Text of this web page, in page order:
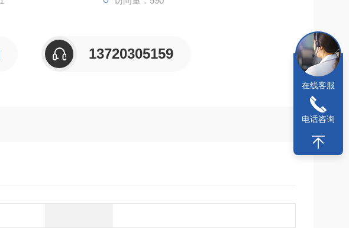
13720305159
在线客服
电话咨询